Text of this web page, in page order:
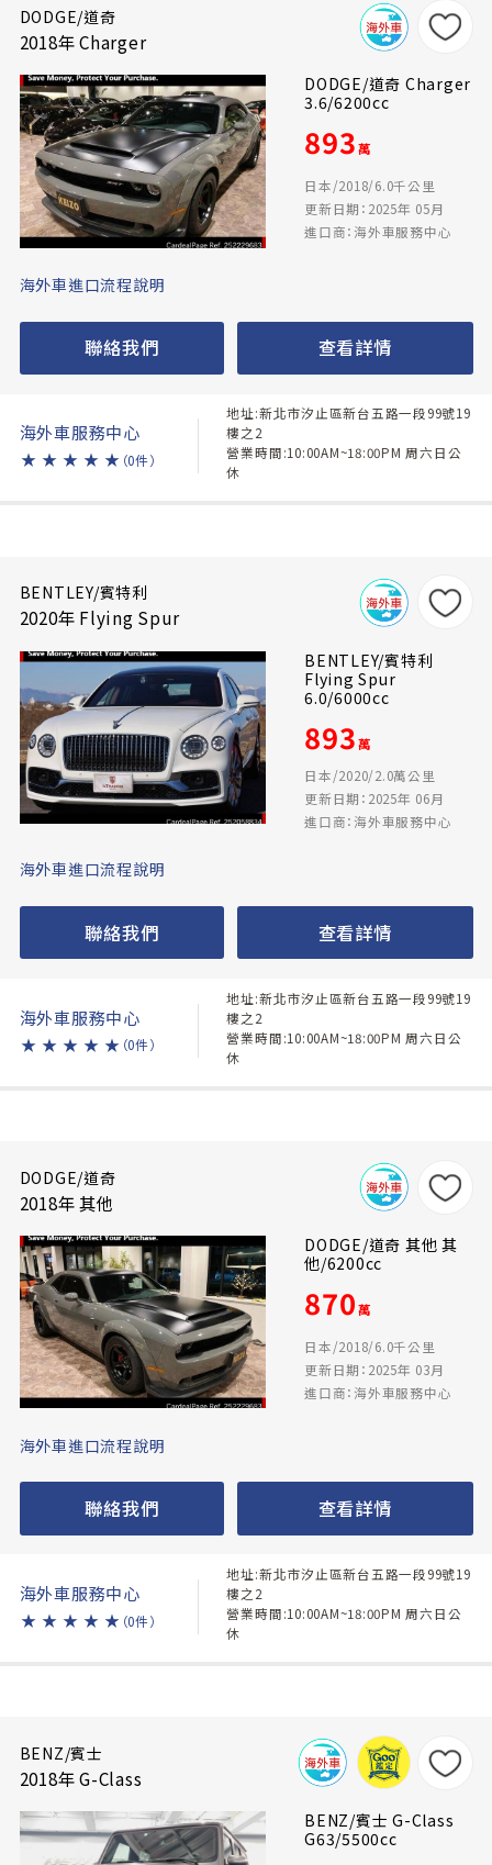
DODGE/道奇
2018年 Charger
DODGE/道奇 Charger
3.6/6200cc
893萬
日本/2018/6.0千公里
更新日期：2025年 05月
進口商：海外車服務中心
海外車進口流程說明
聯絡我們 查看詳情
海外車服務中心
★ ★ ★ ★ ★ （0件）
地址:新北市汐止區新台五路一段99號19
樓之2
營業時間:10:00AM~18:00PM 周六日公
休
BENTLEY/賓特利
2020年 Flying Spur
BENTLEY/賓特利
Flying Spur
6.0/6000cc
893萬
日本/2020/2.0萬公里
更新日期：2025年 06月
進口商：海外車服務中心
海外車進口流程說明
聯絡我們 查看詳情
海外車服務中心
★ ★ ★ ★ ★ （0件）
地址:新北市汐止區新台五路一段99號19
樓之2
營業時間:10:00AM~18:00PM 周六日公
休
DODGE/道奇
2018年 其他
DODGE/道奇 其他 其
他/6200cc
870萬
日本/2018/6.0千公里
更新日期：2025年 03月
進口商：海外車服務中心
海外車進口流程說明
聯絡我們 查看詳情
海外車服務中心
★ ★ ★ ★ ★ （0件）
地址:新北市汐止區新台五路一段99號19
樓之2
營業時間:10:00AM~18:00PM 周六日公
休
BENZ/賓士
2018年 G-Class
BENZ/賓士 G-Class
G63/5500cc